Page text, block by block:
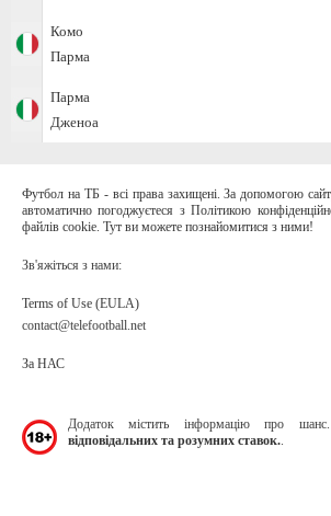
Комо
Парма
Парма
Дженоа
Футбол на ТБ - всі права захищені. За допомогою
автоматично погоджуєтеся з Політикою
файлів cookie. Тут ви можете познайомитися з ними!
Зв'яжіться з нами:
Terms of Use (EULA)
contact@telefootball.net
За НАС
Додаток містить інформацію про
відповідальних та розумних ставок.